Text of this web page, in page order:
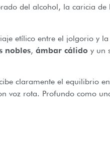
del alcohol, la caricia de
etílico entre el jolgorio y
nobles, ámbar cálido y un
claramente el equilibrio
voz rota. Profundo como